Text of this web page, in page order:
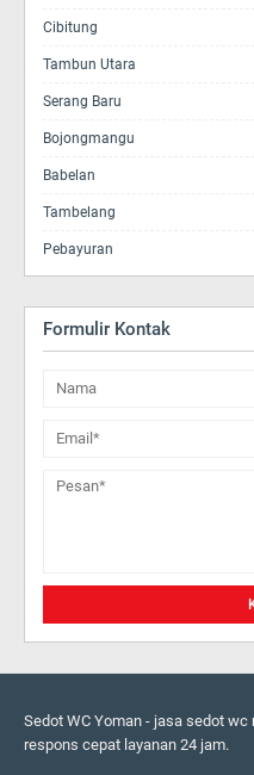
Cibitung
Tambun Utara
Serang Baru
Bojongmangu
Babelan
Tambelang
Pebayuran
Formulir Kontak
Sedot WC Yoman - jasa sedot
respons cepat layanan 24 jam.